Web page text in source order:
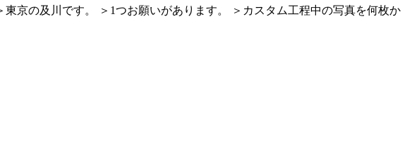
京の及川です。 ＞1つお願いがあります。 ＞カスタム工程中の写真を何枚か